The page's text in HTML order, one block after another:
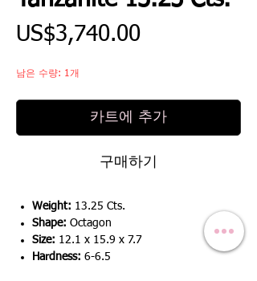
US$3,740.00가
남은 수량: 1개
카트에 추가
구매하기
Weight: 13.25 Cts.
Shape: Octagon
Size: 12.1 x 15.9 x 7.7
Hardness: 6-6.5